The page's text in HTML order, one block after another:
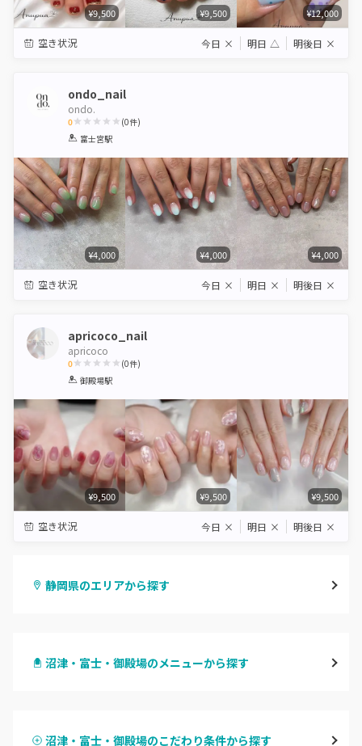
¥9,500 ¥9,500 ¥12,000
空き状況 今日 × 明日 △ 明後日 ×
ondo_nail
ondo.
0
1 2 3 4 5
(0件)
富士宮駅
¥4,000 ¥4,000 ¥4,000
空き状況 今日 × 明日 × 明後日 ×
apricoco_nail
apricoco
0
1 2 3 4 5
(0件)
御殿場駅
¥9,500 ¥9,500 ¥9,500
空き状況 今日 × 明日 × 明後日 ×
静岡県のエリアから探す
浜松
沼津・富士・御殿場のメニューから探す
沼津・富士・御殿場のこだわり条件から探す